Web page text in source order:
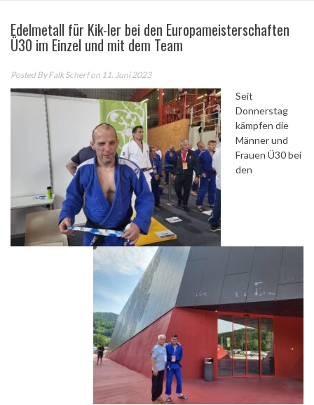
Edelmetall für Kik-ler bei den Europameisterschaften
Ü30 im Einzel und mit dem Team
Posted ByFalk Scherfon 11. Juni 2023
Seit
Donnerstag
kämpfen die
Männer und
Frauen Ü30 bei
den